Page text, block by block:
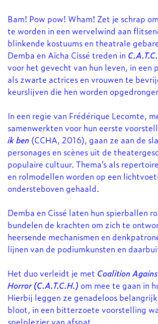
Bam! Pow pow! Wham! Zet je schrap
te worden in een wervelwind aan
blinkende kostuums en theatrale
Demba en Aïcha Cissé treden in
voor het gevecht van hun leven, in een
als zwarte actrices en vrouwen te
keurslijven die hen worden
In een regie van Frédérique Lecomte,
samenwerkten voor hun eerste
ik ben (CCHA, 2016), gaan ze aan de
personages en scènes uit de
populaire cultuur. Thema’s als
en rolmodellen worden op een
ondersteboven gehaald.
Demba en Cissé laten hun spierballen
bundelen de krachten om zich te
heersende mechanismen en
lijnen van de podiumkunsten en
Het duo verleidt je met Coalition
Horror (C.A.T.C.H.) om mee te gaan in
Hierbij leggen ze genadeloos
bloot, in een bitterzoete voorstelling
spelplezier van afspat.